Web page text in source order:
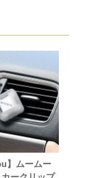
】ムームー